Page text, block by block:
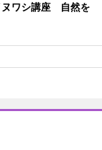
ヌワシ講座 自然を